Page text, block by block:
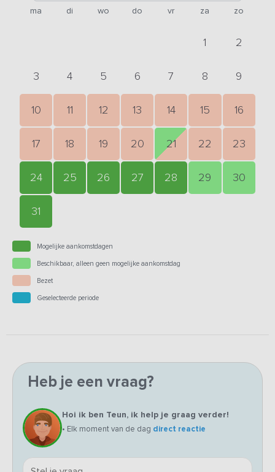
ma di wo do vr za zo
1 2
3 4 5 6 7 8 9
10 11 12 13 14 15 16
17 18 19 20 21 22 23
24 25 26 27 28 29 30
31
Mogelijke aankomstdagen
Beschikbaar, alleen geen mogelijke aankomstdag
Bezet
Geselecteerde periode
Heb je een vraag?
Hoi ik ben Teun, ik help je graag verder!
• Elk moment van de dag direct reactie